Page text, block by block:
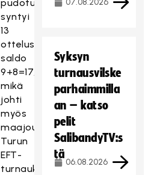
pudotuspeleissä
syntyi
13
ottelussa
saldo
9+8=17,
mikä
johti
myös
maajoukkuedebyyttiin
Turun
EFT-
turnauksessa
07.08.2026
Syksyn
turnausvilske
parhaimmilla
an – katso
pelit
SalibandyTV:s
tä
06.08.2026